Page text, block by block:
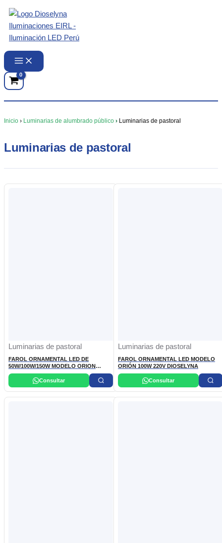
contenido
Inicio › Luminarias de alumbrado público › Luminarias de pastoral
Luminarias de pastoral
Luminarias de pastoral
FAROL ORNAMENTAL LED DE
50W/100W/150W MODELO ORION
NACIONAL
Consultar
Luminarias de pastoral
FAROL ORNAMENTAL LED MODELO
ORIÓN 100W 220V DIOSELYNA
Consultar